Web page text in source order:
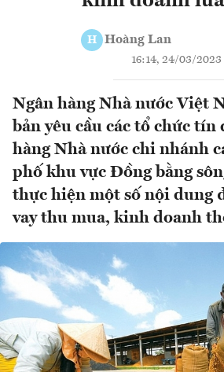
H Hoàng Lan
16:14, 24/03/2023
Ngân hàng Nhà nước Việt
bản yêu cầu các tổ chức tín
hàng Nhà nước chi nhánh
phố khu vực Đồng bằng
thực hiện một số nội dung
vay thu mua, kinh doanh